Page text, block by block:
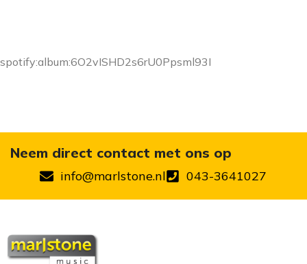
spotify:album:6O2vISHD2s6rU0Ppsml93I
Neem direct contact met ons op
info@marlstone.nl 043-3641027